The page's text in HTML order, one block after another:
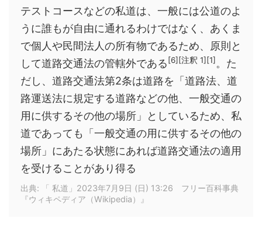
テストコースなどの私道は、一般には公道のよ
うに誰もが自由に通れるわけではなく、あくま
で個人や民間法人の所有物であるため、原則と
して道路交通法の管轄外である [6][注釈 1][1] 。た
だし、道路交通法第2条は道路を「道路法、道
路運送法に規定する道路などの他、一般交通の
用に供するその他の場所」としているため、私
道であっても「一般交通の用に供するその他の
場所」にあたる状態にあれば道路交通法の適用
を受けることがあり得る
出典: 「 私道」2023年7月9日 (日) 13:26 フリー百科事典
『ウィキペディア（Wikipedia）』